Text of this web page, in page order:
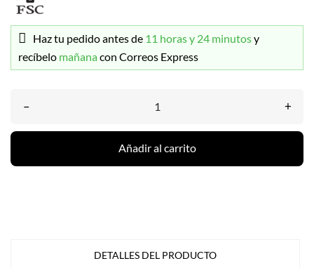
Haz tu pedido antes de 11 horas y 24 minutosy
recíbelo mañana con Correos Express
– +
Añadir al carrito
DETALLES DEL PRODUCTO